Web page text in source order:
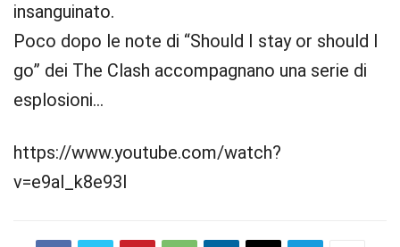
insanguinato.
Poco dopo le note di “Should I stay or should I
go” dei The Clash accompagnano una serie di
esplosioni…
https://www.youtube.com/watch?
v=e9al_k8e93I